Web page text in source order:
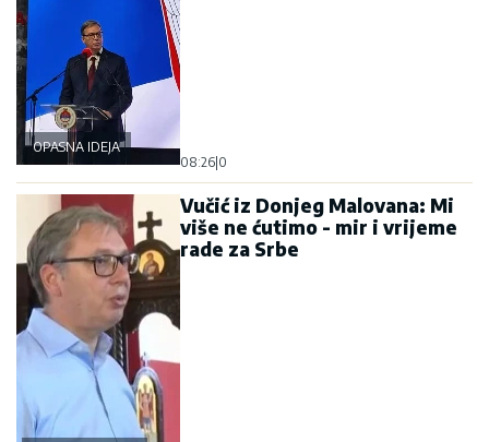
OPASNA IDEJA
08:26 0
Vučić iz Donjeg Malovana: Mi
više ne ćutimo - mir i vrijeme
rade za Srbe